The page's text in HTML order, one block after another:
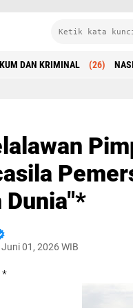
DAN KRIMINAL (26)
Dunia"*
01, 2026 WIB
*